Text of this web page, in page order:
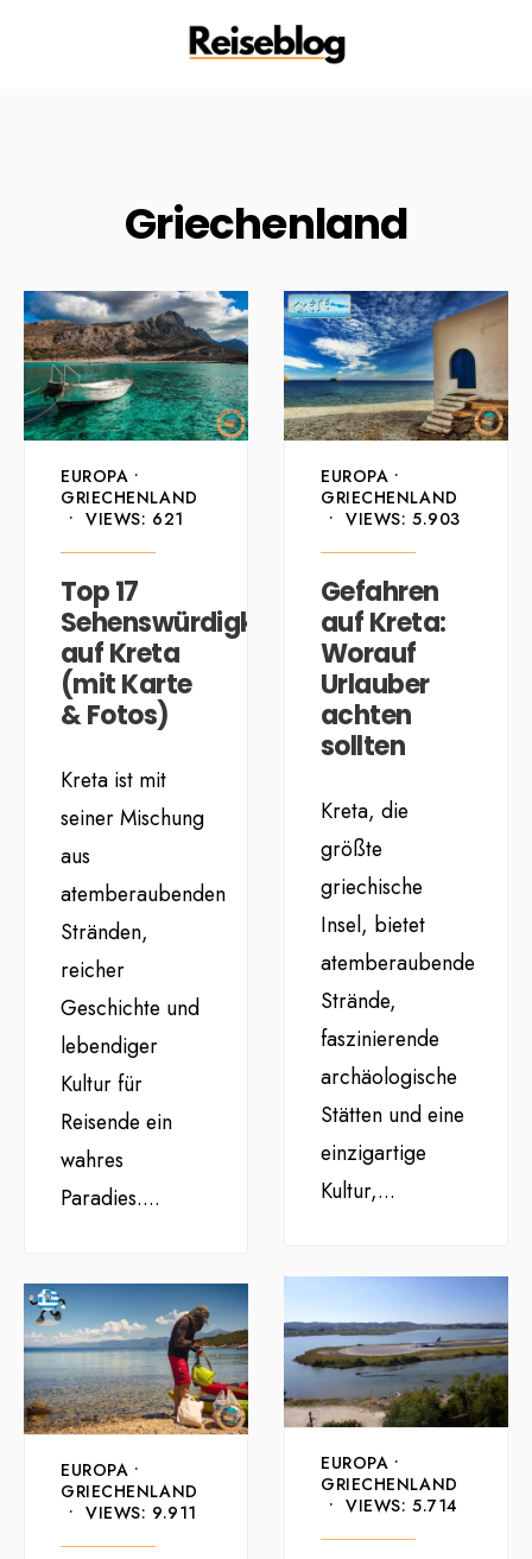
Griechenland
EUROPA •
GRIECHENLAND
• VIEWS: 621
Top 17
Sehenswürdigkeiten
auf Kreta
(mit Karte
& Fotos)
Kreta ist mit
seiner Mischung
aus
atemberaubenden
Stränden,
reicher
Geschichte und
lebendiger
Kultur für
Reisende ein
wahres
Paradies....
EUROPA •
GRIECHENLAND
• VIEWS: 5.903
Gefahren
auf Kreta:
Worauf
Urlauber
achten
sollten
Kreta, die
größte
griechische
Insel, bietet
atemberaubende
Strände,
faszinierende
archäologische
Stätten und eine
einzigartige
Kultur,...
EUROPA •
GRIECHENLAND
• VIEWS: 5.714
EUROPA •
GRIECHENLAND
• VIEWS: 9.911